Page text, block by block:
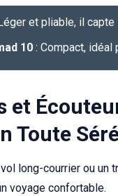
et pliable, il capte
10 : Compact, idéal
et
Toute
long-courrier ou un
voyage confortable.